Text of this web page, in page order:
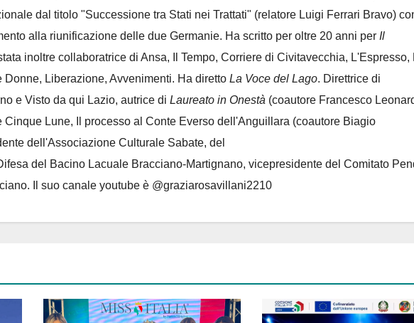
dal titolo "Successione tra Stati nei Trattati" (relatore Luigi Ferrari Bravo)
alla riunificazione delle due Germanie. Ha scritto per oltre 20 anni per Il
inoltre collaboratrice di Ansa, Il Tempo, Corriere di Civitavecchia, L'Espresso,
Donne, Liberazione, Avvenimenti. Ha diretto La Voce del Lago. Direttrice di
e Visto da qui Lazio, autrice di Laureato in Onestà (coautore Francesco
Cinque Lune, Il processo al Conte Everso dell'Anguillara (coautore Biagio
dell'Associazione Culturale Sabate, del
del Bacino Lacuale Bracciano-Martignano, vicepresidente del Comitato
Il suo canale youtube è @graziarosavillani2210